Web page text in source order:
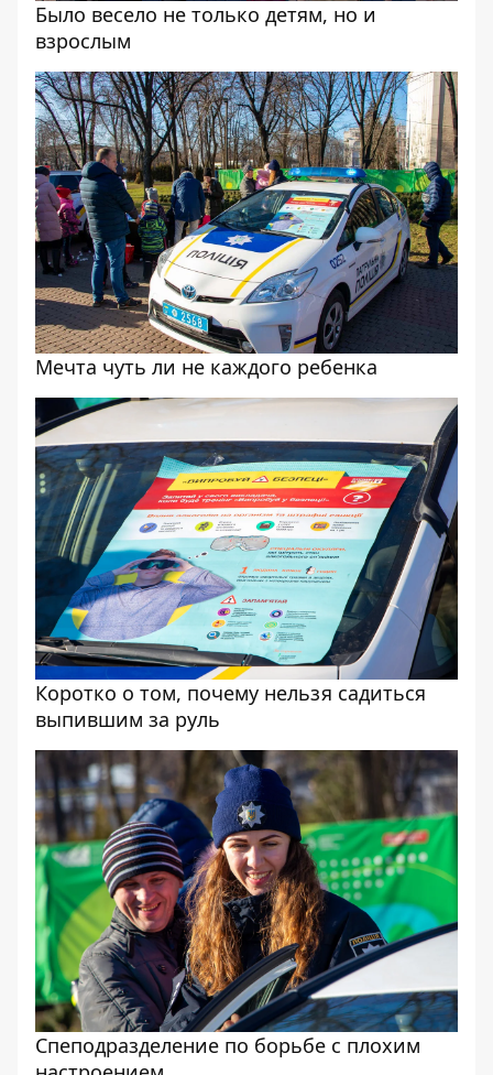
Было весело не только детям, но и
взрослым
Мечта чуть ли не каждого ребенка
Коротко о том, почему нельзя садиться
выпившим за руль
Спеподразделение по борьбе с плохим